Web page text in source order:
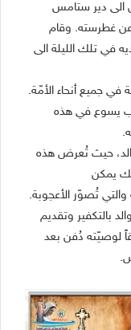
الى دير ستامس
عن غطرسته. وقام
في تلك الليلة الى
في جميع أنحاء الأمّة.
يسوع في هذه
حيث تُعرض هذه
يمكن
تُصوّر الأعجوبة.
بالتكفير وتقديم
لوصيّته دُفن بعد